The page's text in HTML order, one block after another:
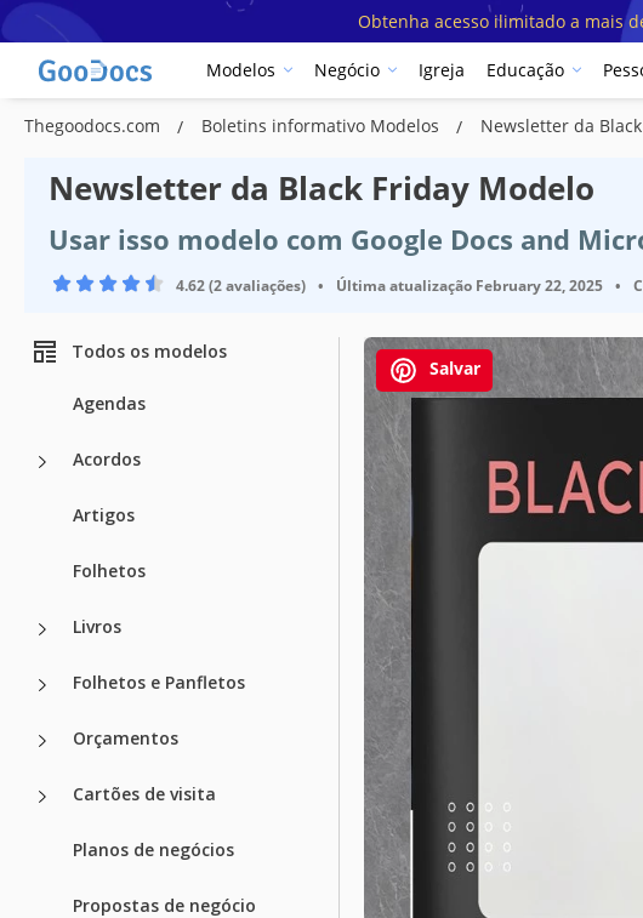
Obtenha acesso ilimitado a mais
Modelos Negócio Igreja Educação
Thegoodocs.com Boletins informativo Modelos Newsletter da
Newsletter da Black Friday Modelo
Usar isso modelo com Google Docs and
4.62 (2 avaliações) • Última atualização February 22, 2025 •
Todos os modelos
Agendas
Acordos
Artigos
Folhetos
Livros
Folhetos e Panfletos
Orçamentos
Cartões de visita
Planos de negócios
Propostas de negócio
Salvar